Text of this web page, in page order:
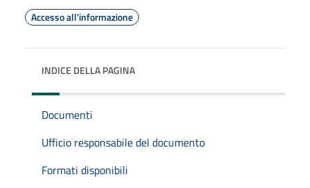
Accesso all'informazione
INDICE DELLA PAGINA
Documenti
Ufficio responsabile del documento
Formati disponibili